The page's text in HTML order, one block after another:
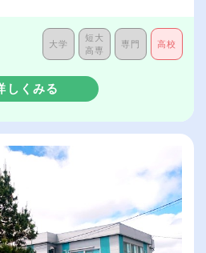
大学
短大
高専
専門 高校
しくみる